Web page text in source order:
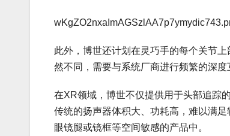
此外，博世还计划在灵巧手的每个关节
然不同，需要与系统厂商进行频繁的深度
在XR领域，博世不仅提供用于头部追踪
传统的扬声器体积大、功耗高，难以满
眼镜腿或镜框等空间敏感的产品中。